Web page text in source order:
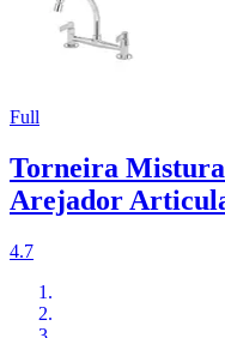
Full
Torneira
Arejador
4.7